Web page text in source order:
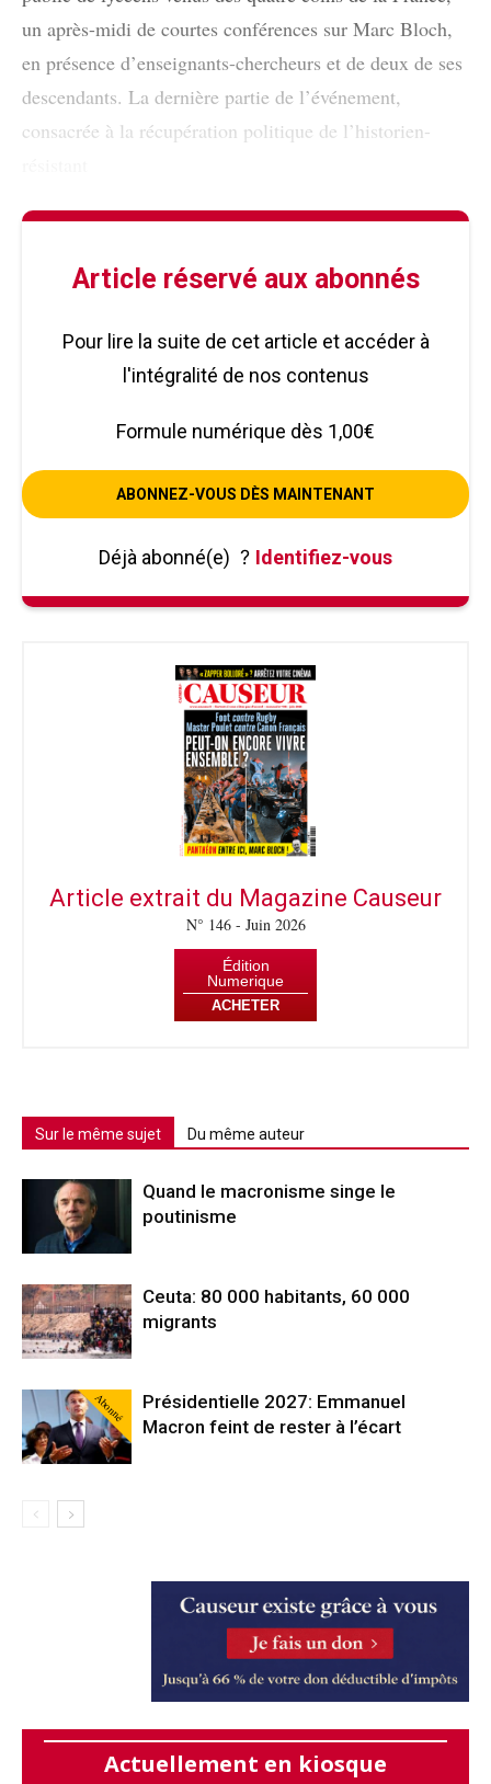
un après-midi de courtes conférences sur Marc Bloch,
en présence d’enseignants-chercheurs et de deux de ses
descendants. La dernière partie de l’événement,
consacrée à la récupération politique de l’historien-
Article réservé aux abonnés
Pour lire la suite de cet article et accéder à
l'intégralité de nos contenus
Formule numérique dès 1,00€
ABONNEZ-VOUS DÈS MAINTENANT
Déjà abonné(e) ? Identifiez-vous
Article extrait du Magazine Causeur
N° 146 - Juin 2026
Édition
Numerique
ACHETER
Sur le même sujet Du même auteur
Quand le macronisme singe le
poutinisme
Ceuta: 80 000 habitants, 60 000
migrants
Abonné
Présidentielle 2027: Emmanuel
Macron feint de rester à l’écart
Actuellement en kiosque